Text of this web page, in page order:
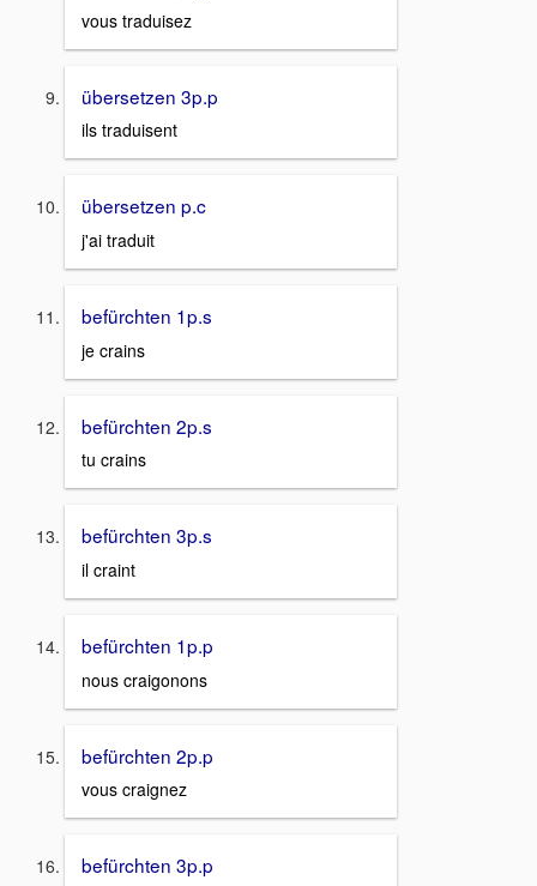
vous traduisez
übersetzen 3p.p
ils traduisent
übersetzen p.c
j'ai traduit
befürchten 1p.s
je crains
befürchten 2p.s
tu crains
befürchten 3p.s
il craint
befürchten 1p.p
nous craigonons
befürchten 2p.p
vous craignez
befürchten 3p.p